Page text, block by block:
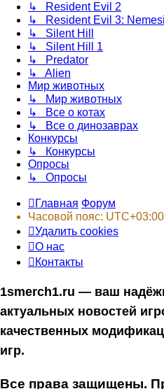
↳ Resident Evil 2
↳ Resident Evil 3:
↳ Silent Hill
↳ Silent Hill 1
↳ Predator
↳ Alien
Мир животных
↳ Мир животных
↳ Все о котах
↳ Все о динозаврах
Конкурсы
↳ Конкурсы
Опросы
↳ Опросы
Главная Форум
Часовой пояс: UTC+03:00
Удалить cookies
О нас
Контакты
1smerch1.ru — ваш
актуальных новостей
качественных
игр.
Все права защищены.